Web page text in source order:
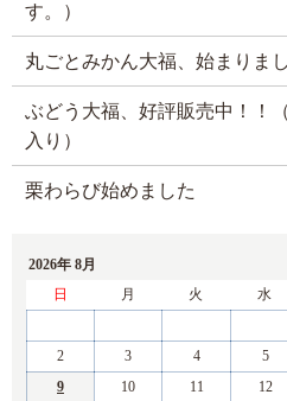
す。）
丸ごとみかん大福、始まりまし
ぶどう大福、好評販売中！！
入り）
栗わらび始めました
2026年 8月
日
月 火 水
2
3 4 5
9
10 11 12